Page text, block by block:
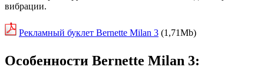
вибрации.
Рекламный буклет Bernette Milan 3 (1,71Mb)
Особенности Bernette Milan 3: